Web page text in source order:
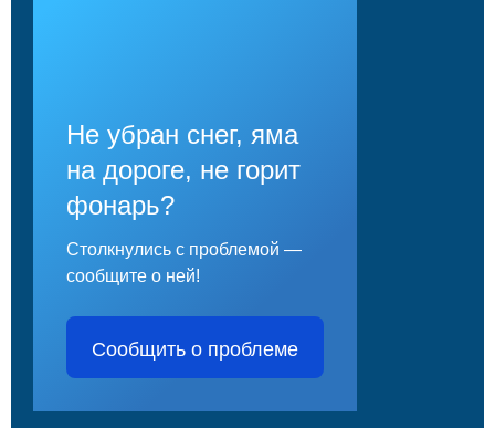
Не убран снег, яма
на дороге, не горит
фонарь?
Столкнулись с проблемой —
сообщите о ней!
Сообщить о проблеме